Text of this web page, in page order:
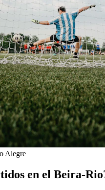
Alegre
en el Beira-